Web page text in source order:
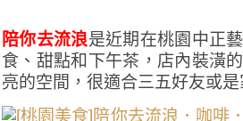
陪你去流浪是近期在桃園中正
食、甜點和下午茶，店內裝潢
亮的空間，很適合三五好友或